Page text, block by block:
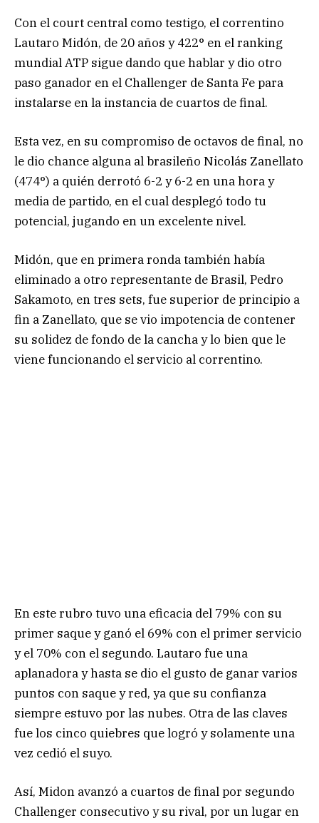
Con el court central como testigo, el correntino
Lautaro Midón, de 20 años y 422° en el ranking
mundial ATP sigue dando que hablar y dio otro
paso ganador en el Challenger de Santa Fe para
instalarse en la instancia de cuartos de final.
Esta vez, en su compromiso de octavos de final, no
le dio chance alguna al brasileño Nicolás Zanellato
(474°) a quién derrotó 6-2 y 6-2 en una hora y
media de partido, en el cual desplegó todo tu
potencial, jugando en un excelente nivel.
Midón, que en primera ronda también había
eliminado a otro representante de Brasil, Pedro
Sakamoto, en tres sets, fue superior de principio a
fin a Zanellato, que se vio impotencia de contener
su solidez de fondo de la cancha y lo bien que le
viene funcionando el servicio al correntino.
En este rubro tuvo una eficacia del 79% con su
primer saque y ganó el 69% con el primer servicio
y el 70% con el segundo. Lautaro fue una
aplanadora y hasta se dio el gusto de ganar varios
puntos con saque y red, ya que su confianza
siempre estuvo por las nubes. Otra de las claves
fue los cinco quiebres que logró y solamente una
vez cedió el suyo.
Así, Midon avanzó a cuartos de final por segundo
Challenger consecutivo y su rival, por un lugar en